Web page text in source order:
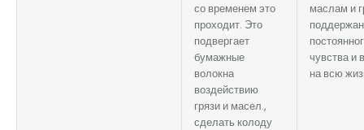
со временем это
проходит. Это
подвергает
бумажные
волокна
воздействию
грязи и масел.,
сделать колоду
маслам и
чувства и
на всю